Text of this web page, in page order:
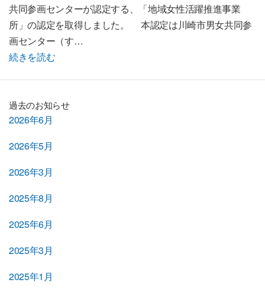
過去のお知らせ
2026年6月
2026年5月
2026年3月
2025年8月
2025年6月
2025年3月
2025年1月
共同参画センターが認定する、「地域女性活躍推進事業
所」の認定を取得しました。 本認定は川崎市男女共同参
画センター（す…
続きを読む